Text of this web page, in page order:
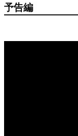
予告編